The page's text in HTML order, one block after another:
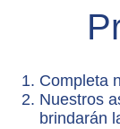
Completa
Nuestros
brindarán